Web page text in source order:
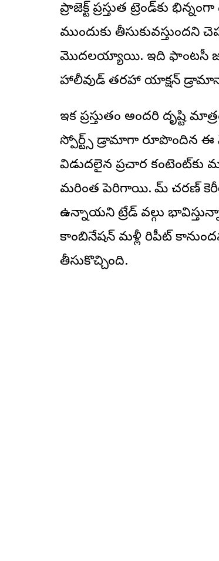
ప్రాజెక్ట్ ప్రస్తుత ట్రెండ్‌కు
ముందుకు
మొదలయ్యాయి. ఇది ఫాంటసీ
హాలీవుడ్ తరహా యాక్షన్
ఇక ప్రస్తుతం అందరి దృష్టి
స్పోర్ట్స్ డ్రామాగా రూపొందిన ఈ
విడుదలైన ప్రచార కంటెంట్‌కు
మరింత పెరిగాయి. రామ్ చరణ్
ఉన్నాయని ట్రేడ్ వర్గాలు
కాంబినేషన్ మళ్లీ రిపీట్
తీసుకొచ్చింది.